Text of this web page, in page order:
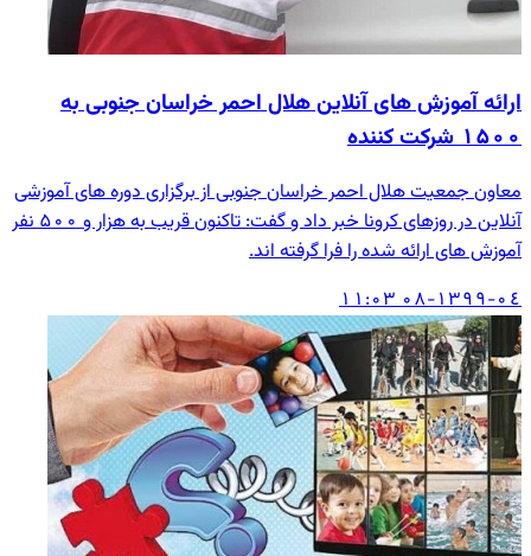
ارائه آموزش های آنلاین هلال احمر خراسان جنوبی به
۱۵۰۰ شرکت کننده
معاون جمعیت هلال احمر خراسان جنوبی از برگزاری دوره های آموزشی
آنلاین در روزهای کرونا خبر داد و گفت: تاکنون قریب به هزار و ۵۰۰ نفر
آموزش های ارائه شده را فرا گرفته اند.
۱۳۹۹-۰٤-۰۸ ۱۱:۰۳